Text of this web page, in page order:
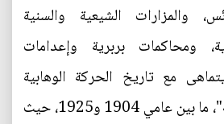
والمزارات الشيعية والسنية
ومحاكمات بربرية وإعدامات
مع تاريخ الحركة الوهابية
المتحالفة مع "السلطة"، ما بين عامي 1904 و1925، حيث